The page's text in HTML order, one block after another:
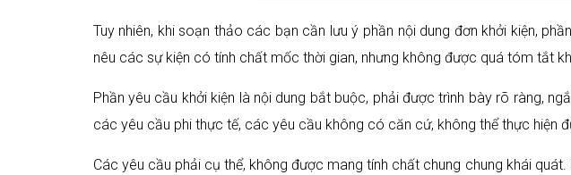
Tuy nhiên, khi soạn thảo các bạn cần lưu ý phần nội dung đơn khởi kiện,
nêu các sự kiện có tính chất mốc thời gian, nhưng không được quá tóm tắt
Phần yêu cầu khởi kiện là nội dung bắt buộc, phải được trình bày rõ ràng,
các yêu cầu phi thực tế, các yêu cầu không có căn cứ, không thể thực hiện
Các yêu cầu phải cụ thể, không được mang tính chất chung chung khái